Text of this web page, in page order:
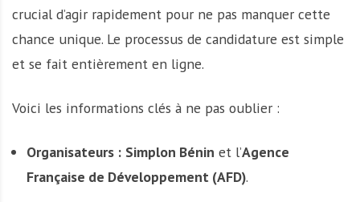
crucial d’agir rapidement pour ne pas manquer cette
chance unique. Le processus de candidature est simple
et se fait entièrement en ligne.
Voici les informations clés à ne pas oublier :
Organisateurs : Simplon Bénin et l’Agence
Française de Développement (AFD).